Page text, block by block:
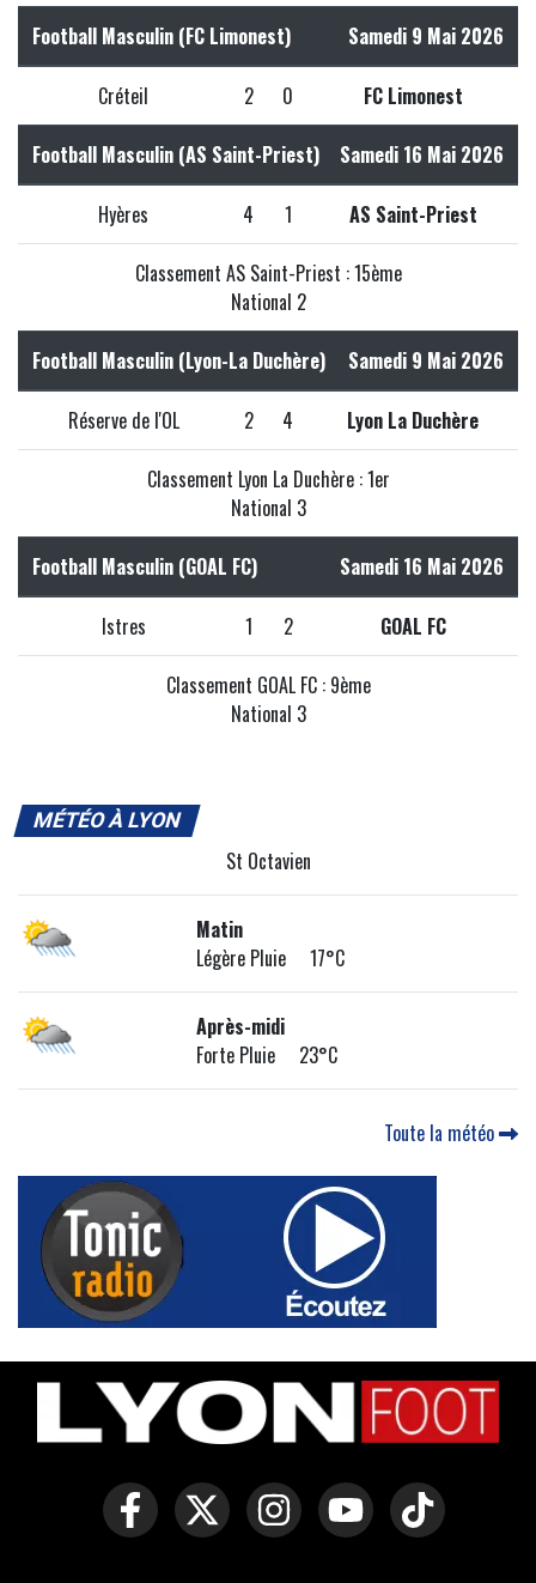
Football Masculin (FC Limonest) Samedi 9 Mai 2026
Créteil 2 0 FC Limonest
Football Masculin (AS Saint-Priest) Samedi 16 Mai 2026
Hyères 4 1 AS Saint-Priest
Classement AS Saint-Priest : 15ème
National 2
Football Masculin (Lyon-La Duchère) Samedi 9 Mai 2026
Réserve de l'OL 2 4 Lyon La Duchère
Classement Lyon La Duchère : 1er
National 3
Football Masculin (GOAL FC) Samedi 16 Mai 2026
Istres 1 2 GOAL FC
Classement GOAL FC : 9ème
National 3
MÉTÉO À LYON
St Octavien
Matin
Légère Pluie 17°C
Après-midi
Forte Pluie 23°C
Toute la météo